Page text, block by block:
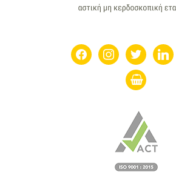
facebookinstagramtwitter linkedin
shopping-
basket